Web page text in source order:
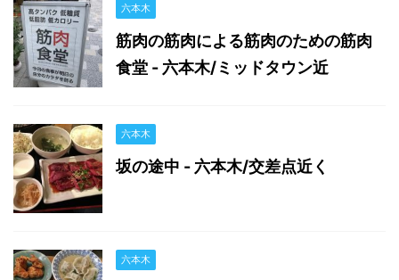
六本木
筋肉の筋肉による筋肉のための筋肉
食堂 - 六本木/ミッドタウン近
六本木
坂の途中 - 六本木/交差点近く
六本木